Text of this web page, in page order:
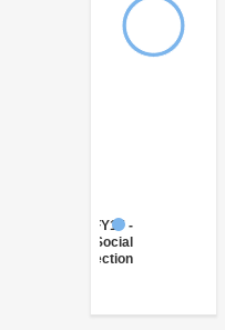
Protection